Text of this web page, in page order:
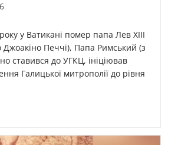
у Ватикані помер папа Лев ХІІІ
Джоакіно Печчі), Папа Римський (з
ставився до УГКЦ, ініціював
Галицької митрополії до рівня